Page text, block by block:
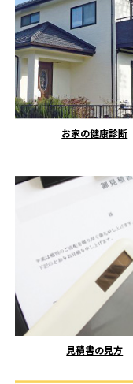
お家の健康診断
見積書の見方